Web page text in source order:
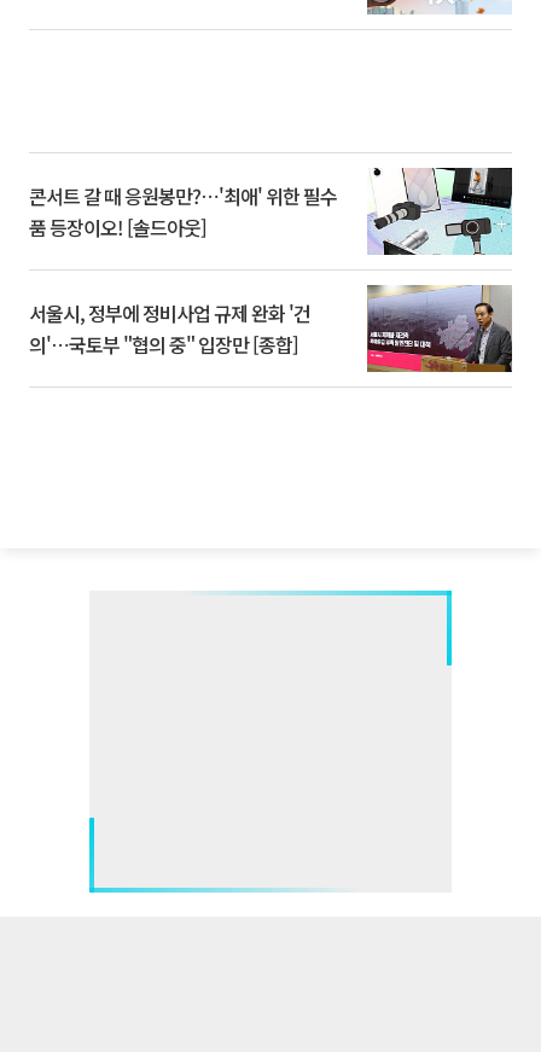
콘서트 갈 때 응원봉만?⋯'최애' 위한 필수
품 등장이오! [솔드아웃]
서울시, 정부에 정비사업 규제 완화 '건
의'⋯국토부 "협의 중" 입장만 [종합]